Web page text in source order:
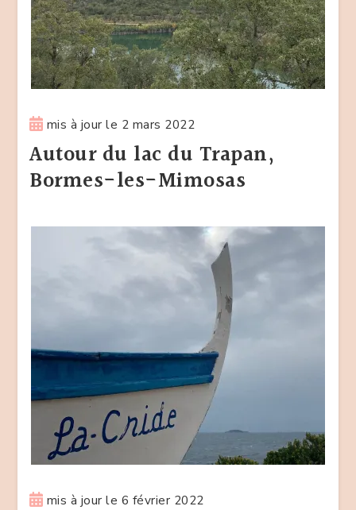
mis à jour le 2 mars 2022
Autour du lac du Trapan,
Bormes-les-Mimosas
mis à jour le 6 février 2022